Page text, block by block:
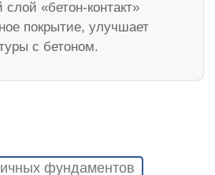
«бетон-контакт»
покрытие, улучшает
с бетоном.
фундаментов